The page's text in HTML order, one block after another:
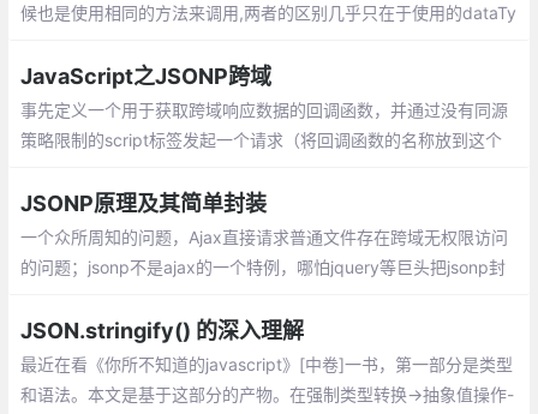
候也是使用相同的方法来调用,两者的区别几乎只在于使用的dataTy
东西，JSON是一个数据格式
JavaScript之JSONP跨域
事先定义一个用于获取跨域响应数据的回调函数，并通过没有同源
策略限制的script标签发起一个请求（将回调函数的名称放到这个
将需要响应的数据放到回调函数的参数里
JSONP原理及其简单封装
一个众所周知的问题，Ajax直接请求普通文件存在跨域无权限访问
的问题；jsonp不是ajax的一个特例，哪怕jquery等巨头把jsonp封
JSON.stringify() 的深入理解
最近在看《你所不知道的javascript》[中卷]一书，第一部分是类型
和语法。本文是基于这部分的产物。在强制类型转换->抽象值操作-